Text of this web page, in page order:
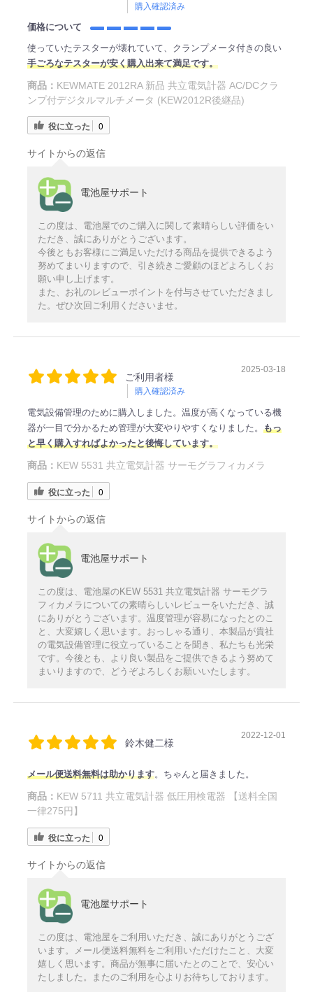
購入確認済み
価格について
使っていたテスターが壊れていて、クランプメータ付きの良い
手ごろなテスターが安く購入出来て満足です。
商品： KEWMATE 2012RA 新品 共立電気計器 AC/DCクラ
ンプ付デジタルマルチメータ (KEW2012R後継品)
役に立った 0
サイトからの返信
電池屋サポート
この度は、電池屋でのご購入に関して素晴らしい評価をい
ただき、誠にありがとうございます。
今後ともお客様にご満足いただける商品を提供できるよう
努めてまいりますので、引き続きご愛顧のほどよろしくお
願い申し上げます。
また、お礼のレビューポイントを付与させていただきまし
た。ぜひ次回ご利用くださいませ。
ご利用者様
購入確認済み
2025-03-18
電気設備管理のために購入しました。温度が高くなっている機
器が一目で分かるため管理が大変やりやすくなりました。 もっ
と早く購入すればよかったと後悔しています。
商品： KEW 5531 共立電気計器 サーモグラフィカメラ
役に立った 0
サイトからの返信
電池屋サポート
この度は、電池屋のKEW 5531 共立電気計器 サーモグラ
フィカメラについての素晴らしいレビューをいただき、誠
にありがとうございます。温度管理が容易になったとのこ
と、大変嬉しく思います。おっしゃる通り、本製品が貴社
の電気設備管理に役立っていることを聞き、私たちも光栄
です。今後とも、より良い製品をご提供できるよう努めて
まいりますので、どうぞよろしくお願いいたします。
鈴木健二様
2022-12-01
メール便送料無料は助かります。ちゃんと届きました。
商品： KEW 5711 共立電気計器 低圧用検電器 【送料全国
一律275円】
役に立った 0
サイトからの返信
電池屋サポート
この度は、電池屋をご利用いただき、誠にありがとうござ
います。メール便送料無料をご利用いただけたこと、大変
嬉しく思います。商品が無事に届いたとのことで、安心い
たしました。またのご利用を心よりお待ちしております。